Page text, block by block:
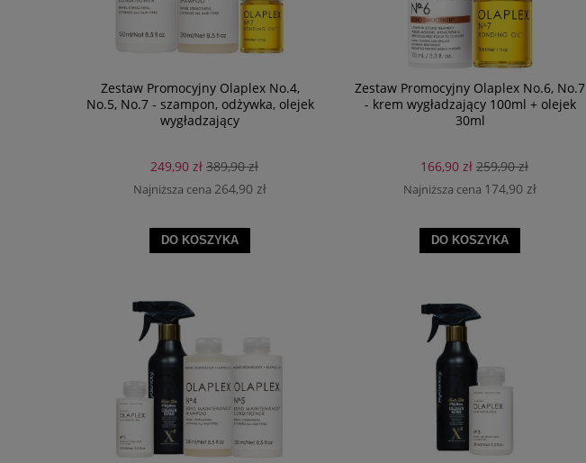
Zestaw Promocyjny Olaplex No.4,
No.5, No.7 - szampon, odżywka, olejek
wygładzający
249,90 zł 389,90 zł
Najniższa cena 264,90 zł
DO KOSZYKA
Zestaw Promocyjny Olaplex No.6, No.7
- krem wygładzający 100ml + olejek
30ml
166,90 zł 259,90 zł
Najniższa cena 174,90 zł
DO KOSZYKA